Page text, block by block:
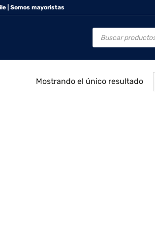
| Somos mayoristas
Búsqueda
Mostrando el único resultado